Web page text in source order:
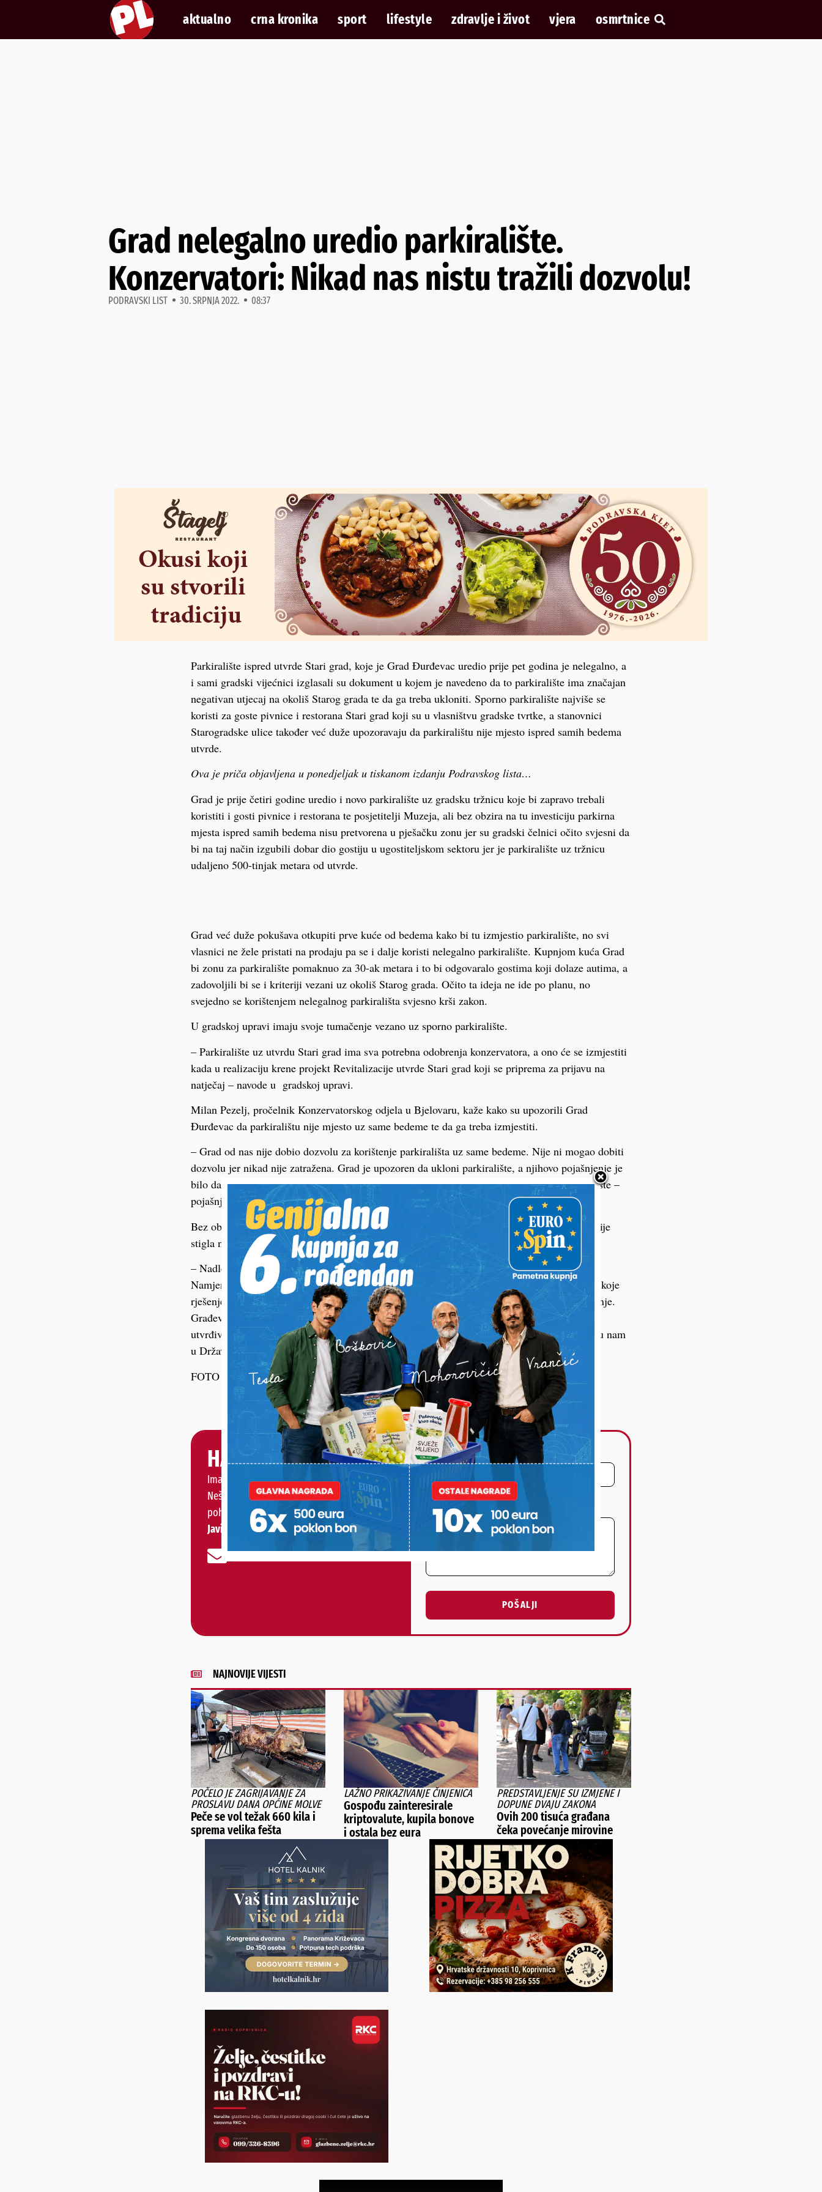
aktualno crna kronika sport lifestyle zdravlje i život vjera osmrtnice
Grad nelegalno uredio parkiralište.
Konzervatori: Nikad nas nistu tražili dozvolu!
PODRAVSKI LIST 30. SRPNJA 2022. 08:37
Parkiralište ispred utvrde Stari grad, koje je Grad Đurđevac uredio prije pet godina je nelegalno, a
i sami gradski vijećnici izglasali su dokument u kojem je navedeno da to parkiralište ima značajan
negativan utjecaj na okoliš Starog grada te da ga treba ukloniti. Sporno parkiralište najviše se
koristi za goste pivnice i restorana Stari grad koji su u vlasništvu gradske tvrtke, a stanovnici
Starogradske ulice također već duže upozoravaju da parkiralištu nije mjesto ispred samih bedema
utvrde.
Ova je priča objavljena u ponedjeljak u tiskanom izdanju Podravskog lista…
Grad je prije četiri godine uredio i novo parkiralište uz gradsku tržnicu koje bi zapravo trebali
koristiti i gosti pivnice i restorana te posjetitelji Muzeja, ali bez obzira na tu investiciju parkirna
mjesta ispred samih bedema nisu pretvorena u pješačku zonu jer su gradski čelnici očito svjesni da
bi na taj način izgubili dobar dio gostiju u ugostiteljskom sektoru jer je parkiralište uz tržnicu
udaljeno 500-tinjak metara od utvrde.
Grad već duže pokušava otkupiti prve kuće od bedema kako bi tu izmjestio parkiralište, no svi
vlasnici ne žele pristati na prodaju pa se i dalje koristi nelegalno parkiralište. Kupnjom kuća Grad
bi zonu za parkiralište pomaknuo za 30-ak metara i to bi odgovaralo gostima koji dolaze autima, a
zadovoljili bi se i kriteriji vezani uz okoliš Starog grada. Očito ta ideja ne ide po planu, no
svejedno se korištenjem nelegalnog parkirališta svjesno krši zakon.
U gradskoj upravi imaju svoje tumačenje vezano uz sporno parkiralište.
– Parkiralište uz utvrdu Stari grad ima sva potrebna odobrenja konzervatora, a ono će se izmjestiti
kada u realizaciju krene projekt Revitalizacije utvrde Stari grad koji se priprema za prijavu na
natječaj – navode u gradskoj upravi.
Milan Pezelj, pročelnik Konzervatorskog odjela u Bjelovaru, kaže kako su upozorili Grad
Đurđevac da parkiralištu nije mjesto uz same bedeme te da ga treba izmjestiti.
– Grad od nas nije dobio dozvolu za korištenje parkirališta uz same bedeme. Nije ni mogao dobiti
dozvolu jer nikad nije zatražena. Grad je upozoren da ukloni parkiralište, a njihovo pojašnjenje je
bilo da će to učiniti čim otkupe privatne kuće jer na tom zemljištu planiraju urediti parkiralište –
pojašnjava Milan Pezelj.
Bez obzira na to što je Grad nelegalno uredio parkiralište, na adresu gradske uprave dosad nije
stigla niti jedna opomena, kao ni kazna, što nam je potvrđeno u Državnom inspektoratu.
– Nadležno tijelo za zaštitu kulturnih dobara je Konzervatorski odjel Ministarstva kulture.
Namjenu i način uporabe nepokretnoga kulturnoga dobra rješenjem utvrđuje nadležno tijelo koje
rješenjem može obvezati vlasnika da štetu otkloni povratom kulturnoga dobra u prijašnje stanje.
Građevinska inspekcija Državnog inspektorata obavit će izvidne radnje zbog činjeničnog
utvrđivanja nadležnosti postupanja o čemu ćemo Vas pravovremeno izvijestiti – odgovorili su nam
u Državnom inspektoratu.
FOTO Podravski list
HALO, PODRAVSKI!
Imate priču, vijest, fotku ili video?
Nešto vas muči ili želite nešto/nekoga
pohvaliti?
Javite nam se!
Vaš email
Poruka
POŠALJI
NAJNOVIJE VIJESTI
POČELO JE ZAGRIJAVANJE ZA
PROSLAVU DANA OPĆINE MOLVE
Peče se vol težak 660 kila i
sprema velika fešta
LAŽNO PRIKAZIVANJE ČINJENICA
Gospođu zainteresirale
kriptovalute, kupila bonove
i ostala bez eura
PREDSTAVLJENJE SU IZMJENE I
DOPUNE DVAJU ZAKONA
Ovih 200 tisuća građana
čeka povećanje mirovine